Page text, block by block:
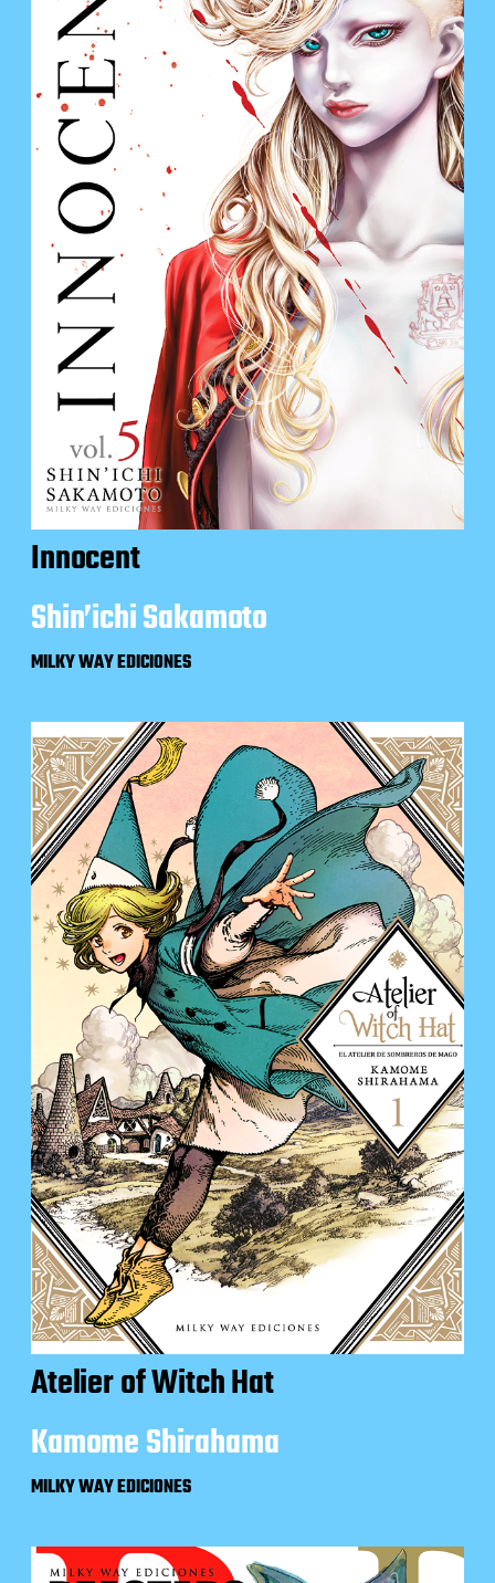
Innocent
Shin’ichi Sakamoto
MILKY WAY EDICIONES
Atelier of Witch Hat
Kamome Shirahama
MILKY WAY EDICIONES